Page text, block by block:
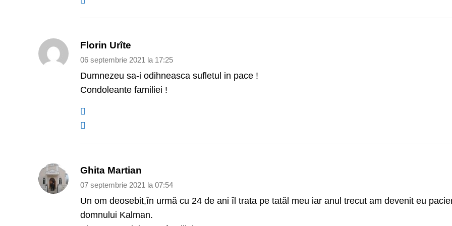
Florin Urîte
06 septembrie 2021 la 17:25
Dumnezeu sa-i odihneasca sufletul in pace !
Condoleante familiei !
Ghita Martian
07 septembrie 2021 la 07:54
Un om deosebit,în urmă cu 24 de ani îl trata pe tatăl meu iar anul trecut am devenit eu
domnului Kalman.